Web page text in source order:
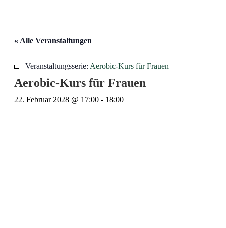
« Alle Veranstaltungen
Veranstaltungsserie: Aerobic-Kurs für Frauen
Aerobic-Kurs für Frauen
22. Februar 2028 @ 17:00 - 18:00